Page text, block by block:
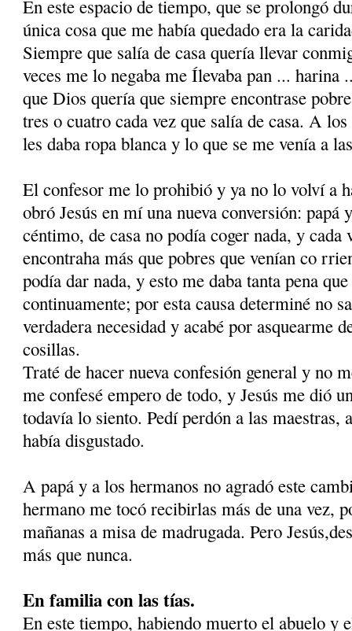
En este espacio de tiempo, que se prolongó
única cosa que me había quedado era la
Siempre que salía de casa quería llevar
veces me lo negaba me Ílevaba pan ... harina
que Dios quería que siempre encontrase
tres o cuatro cada vez que salía de casa. A
les daba ropa blanca y lo que se me venía a
El confesor me lo prohibió y ya no lo volví a
obró Jesús en mí una nueva conversión: papá
céntimo, de casa no podía coger nada, y cada
encontraha más que pobres que venían co
podía dar nada, y esto me daba tanta pena
continuamente; por esta causa deter­miné no
verdadera necesidad y acabé por asquearme
cosillas.
Traté de hacer nueva confesión general y no
me confesé empero de todo, y Jesús me dió
todavía lo siento. Pedí perdón a las maestras,
había disgustado.
A papá y a los hermanos no agradó este
hermano me tocó recibirlas más de una vez,
mañanas a misa de madrugada. Pero
más que nunca.
En familia con las tías.
En este tiempo, habiendo muerto el abuelo y